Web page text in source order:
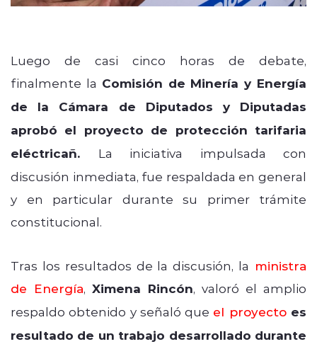
Luego de casi cinco horas de debate,
finalmente la Comisión de Minería y Energía
de la Cámara de Diputados y Diputadas
aprobó el proyecto de protección tarifaria
eléctricañ. La iniciativa impulsada con
discusión inmediata, fue respaldada en general
y en particular durante su primer trámite
constitucional.
Tras los resultados de la discusión, la ministra
de Energía, Ximena Rincón, valoró el amplio
respaldo obtenido y señaló que el proyectoes
resultado de un trabajo desarrollado durante